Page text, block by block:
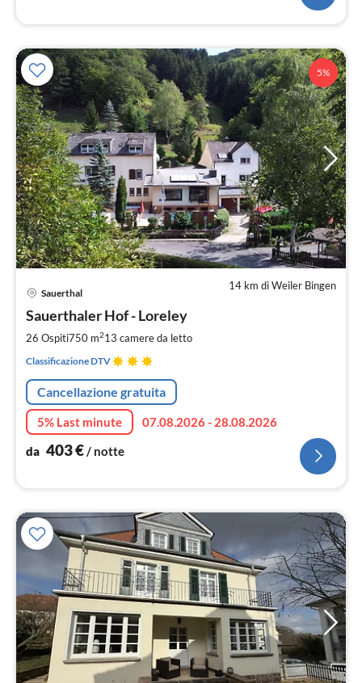
5%
14 km di Weiler Bingen
Sauerthal
Sauerthaler Hof - Loreley
26 Ospiti750 m213 camere da letto
Classificazione DTV
Cancellazione gratuita
5% Last minute
07.08.2026 - 28.08.2026
da 403€/ notte